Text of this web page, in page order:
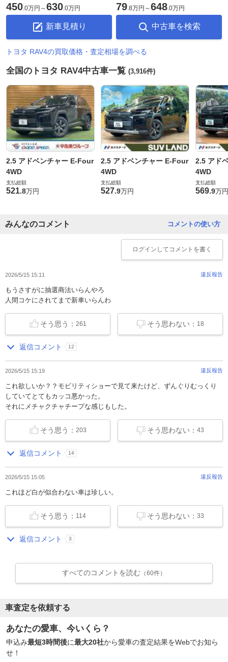
450 0万円 ～630 0万円
新車見積り
79 8万円 ～648 0万円
中古車を検索
トヨタ RAV4の買取価格・査定相場を調べる
全国のトヨタ RAV4中古車一覧 (3,916件)
2.5 アドベンチャー E-Four
4WD
支払総額
521.8万円
2.5 アドベンチャー E-Four
4WD
支払総額
527.9万円
2.5 アド
4WD
支払総額
569.9万円
コメントの使い方
みんなのコメント
ログイン してコメントを書く
2026/5/15 15:11 違反報告
もうさすがに抽選商法いらんやろ
人間コケにされてまで新車いらんわ
そう思わない： 18
そう思う： 261
返信コメント 12
2026/5/15 15:19 違反報告
これ欲しいか？？モビリティショーで見て来たけど、ずんぐりむっくり
していてとてもカッコ悪かった。
それにメチャクチャチープな感じもした。
そう思わない： 43
そう思う： 203
返信コメント 14
2026/5/15 15:05 違反報告
これほど白が似合わない車は珍しい。
そう思わない： 33
そう思う： 114
返信コメント 3
すべてのコメントを読む （60件）
車査定を依頼する
あなたの愛車、今いくら？
申込み最短3時間後に最大20社から愛車の査定結果をWebでお知ら
せ！